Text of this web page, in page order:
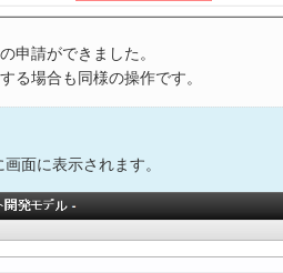
申請ができました。
る場合も同様の操作です。
面に表示されます。